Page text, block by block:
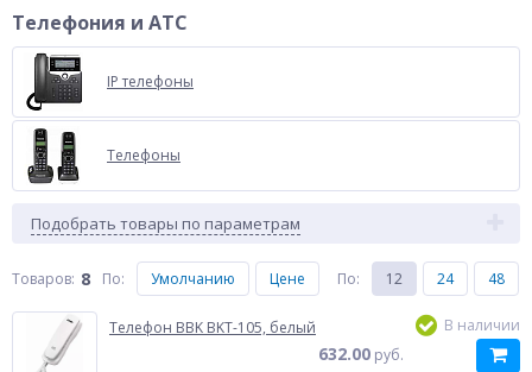
Телефония и АТС
IP телефоны
Телефоны
Подобрать товары по параметрам
Товаров: 8 По: Умолчанию Цене По: 12 24 48
Телефон BBK BKT-105, белый
632.00 руб.
В наличии